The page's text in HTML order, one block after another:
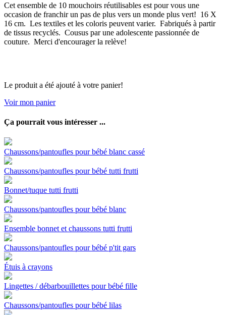
Cet ensemble de 10 mouchoirs réutilisables est pour vous une
occasion de franchir un pas de plus vers un monde plus vert! 16 X
16 cm. Les textiles et les coloris peuvent varier. Fabriqués à partir
de tissus recyclés. Cousus par une adolescente passionnée de
couture. Merci d'encourager la relève!
Le produit a été ajouté à votre panier!
Voir mon panier
Ça pourrait vous intéresser ...
Chaussons/pantoufles pour bébé blanc cassé
Chaussons/pantoufles pour bébé tutti frutti
Bonnet/tuque tutti frutti
Chaussons/pantoufles pour bébé blanc
Ensemble bonnet et chaussons tutti frutti
Chaussons/pantoufles pour bébé p'tit gars
Étuis à crayons
Lingettes / débarbouillettes pour bébé fille
Chaussons/pantoufles pour bébé lilas